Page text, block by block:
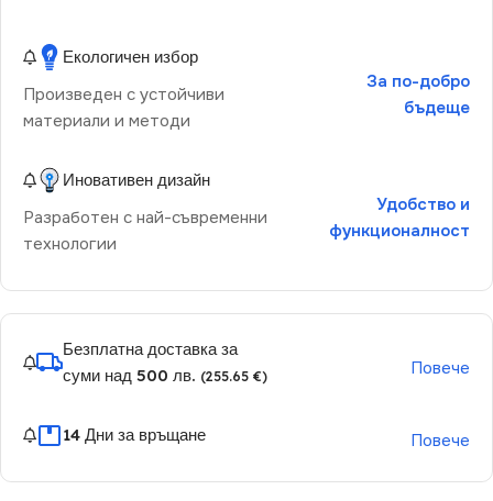
Екологичен избор
Произведен с устойчиви
материали и методи
За по-добро
бъдеще
Иновативен дизайн
Разработен с най-съвременни
технологии
Удобство и
функционалност
Безплатна доставка за
суми над 500 лв. (255.65 €) Повече
14 Дни за връщане Повече